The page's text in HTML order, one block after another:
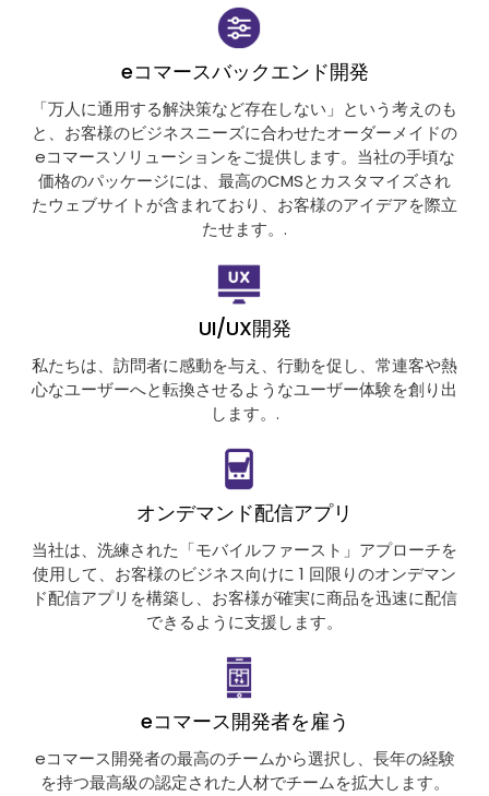
eコマースバックエンド開発
「万人に通用する解決策など存在しない」という考えのも
と、お客様のビジネスニーズに合わせたオーダーメイドの
eコマースソリューションをご提供します。当社の手頃な
価格のパッケージには、最高のCMSとカスタマイズされ
たウェブサイトが含まれており、お客様のアイデアを際立
たせます。.
UI/UX開発
私たちは、訪問者に感動を与え、行動を促し、常連客や熱
心なユーザーへと転換させるようなユーザー体験を創り出
します。.
オンデマンド配信アプリ
当社は、洗練された「モバイルファースト」アプローチを
使用して、お客様のビジネス向けに 1 回限りのオンデマン
ド配信アプリを構築し、お客様が確実に商品を迅速に配信
できるように支援します。
eコマース開発者を雇う
eコマース開発者の最高のチームから選択し、長年の経験
を持つ最高級の認定された人材でチームを拡大します。